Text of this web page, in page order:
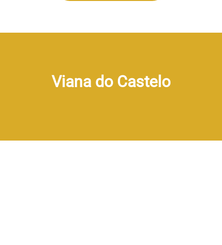
Viana do Castelo